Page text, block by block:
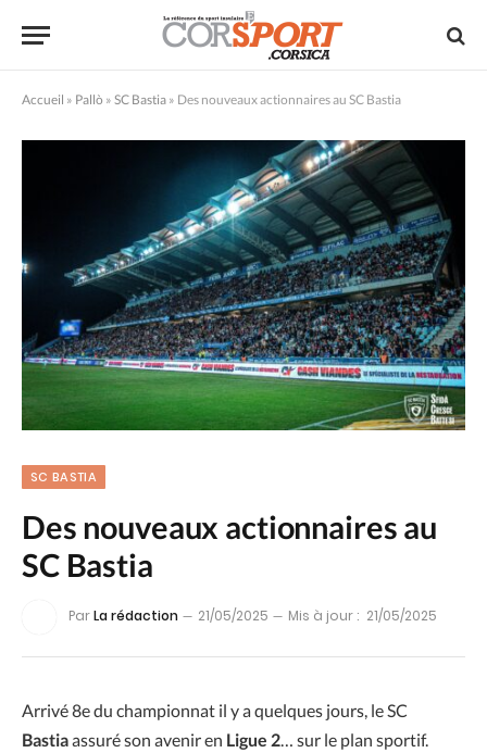
Accueil » Pallò » SC Bastia » Des nouveaux actionnaires au SC Bastia
SC BASTIA
Des nouveaux actionnaires au
SC Bastia
ParLa rédaction 21/05/2025 Mis à jour : 21/05/2025
Arrivé 8e du championnat il y a quelques jours, le SC
Bastiaassuré son avenir en Ligue 2 … sur le plan sportif.